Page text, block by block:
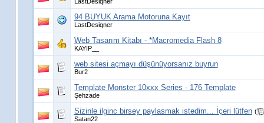
94 BUYUK Arama Motoruna Kayıt
LastDesiqner
Web Tasarım Kitabı - *Macromedia Flash 8
KAYIP__
web sitesi açmayı düşünüyorsanız buyrun
Bur2
Template Monster 10xxx Series - 176 Template
Şehzade
Sizinle ilginc birsey paylasmak istedim... İçeri lütfen (
Satan22